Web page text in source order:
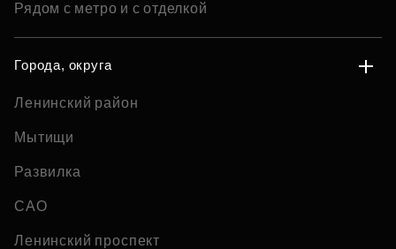
Рядом с метро и с отделкой
Города, округа
Ленинский район
Мытищи
Развилка
САО
Ленинский проспект